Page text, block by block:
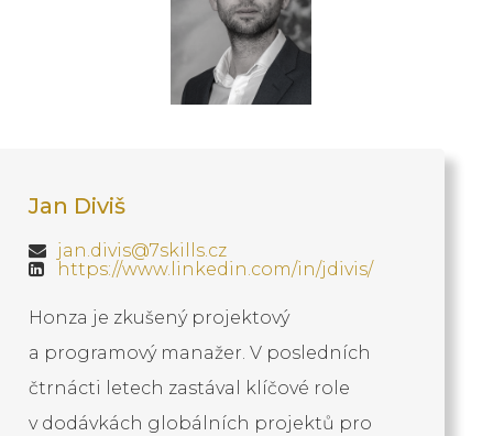
Jan Diviš
jan.divis@7skills.cz
https://www.linkedin.com/in/jdivis/
Honza je zkušený projektový
a programový manažer. V posledních
čtrnácti letech zastával klíčové role
v dodávkách globálních projektů pro